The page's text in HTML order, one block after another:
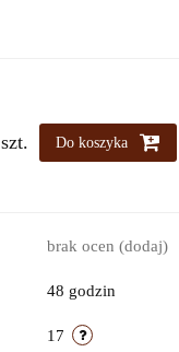
szt. Do koszyka
brak ocen (dodaj)
48 godzin
17